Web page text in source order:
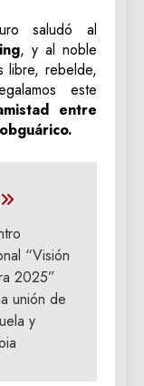
saludó al
, y al noble
libre, rebelde,
este
entre
“Visión
2025”
unión de
y